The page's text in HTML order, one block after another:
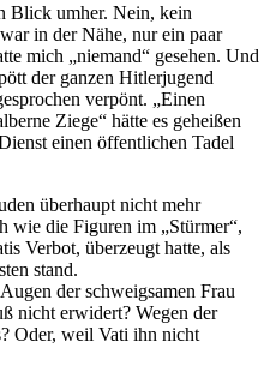
Blick umher. Nein, kein
in der Nähe, nur ein paar
mich
niemand
gesehen. Und
der ganzen Hitlerjugend
verpönt.
Einen
Ziege
hätte es geheißen
einen öffentlichen Tadel
überhaupt nicht mehr
wie die Figuren im
Stürmer ,
Verbot, überzeugt hatte, als
stand.
der schweigsamen Frau
nicht erwidert? Wegen der
Oder, weil Vati ihn nicht